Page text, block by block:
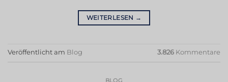
WEITERLESEN →
Veröffentlicht am Blog 3.826 Kommentare
BLOG